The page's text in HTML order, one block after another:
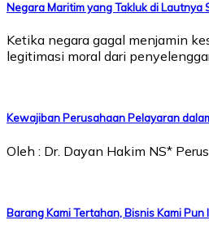
Negara Maritim yang Takluk di Lautnya
Ketika negara gagal menjamin
legitimasi moral dari
Kewajiban Perusahaan Pelayaran
Oleh : Dr. Dayan Hakim NS*
Barang Kami Tertahan, Bisnis Kami